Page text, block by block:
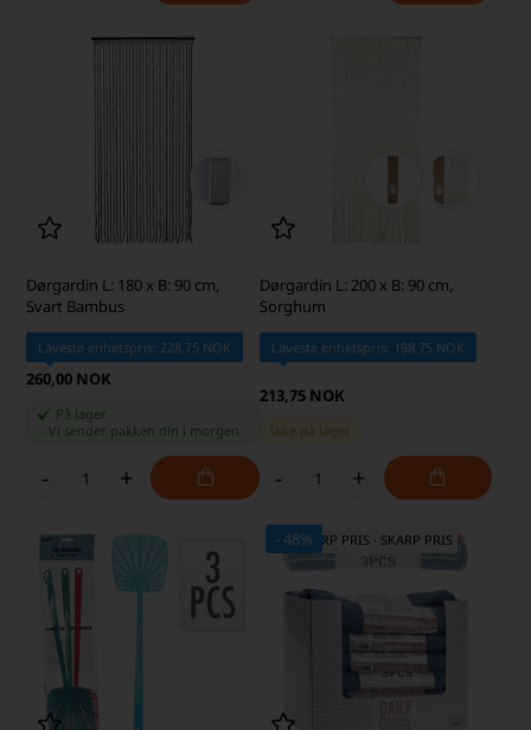
Dørgardin L: 180 x B: 90 cm,
Svart Bambus
Laveste enhetspris: 228,75 NOK
260,00 NOK
På lager
-Vi sender pakken din i morgen
- +
Dørgardin L: 200 x B: 90 cm,
Sorghum
Laveste enhetspris: 198,75 NOK
213,75 NOK
Ikke på lager
- +
- 48% SKARP PRIS · SKARP PRIS